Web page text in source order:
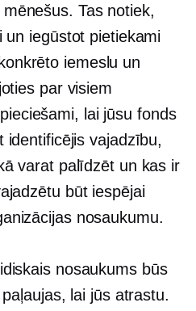
Tas notiek,
un iegūstot pietiekami
iemeslu un
par visiem
lai jūsu fonds
identificējis vajadzību,
varat palīdzēt un kas ir
būt iespējai
nosaukumu.
nosaukums būs
lai jūs atrastu.